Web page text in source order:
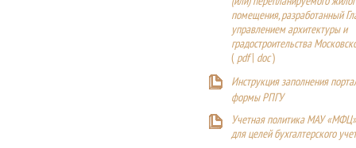
помещения, разработанный
управлением архитектуры и
градостроительства
(pdf| doc)
Инструкция заполнения
формы РПГУ
Учетная политика МАУ
для целей бухгалтерского